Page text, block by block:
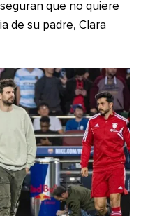
que no quiere
de su padre, Clara